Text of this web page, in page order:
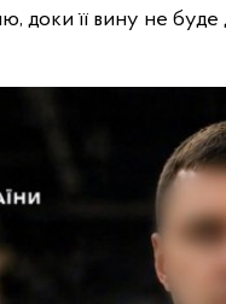
доки її вину не